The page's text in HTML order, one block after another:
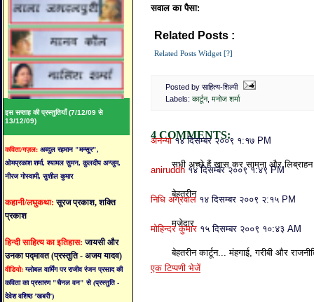
इस सप्ताह की प्रस्तुतियाँ (7/12/09 से
13/12/09)
कविता/गज़ल: अब्दुल रहमान "मन्सूर",
ओमप्रकाश शर्मा, श्यामल सुमन, कुलदीप अन्जुम,
नीरज गोस्वामी, सुशील कुमार
कहानी/लघुकथा:सूरज प्रकाश, शक्ति
प्रकाश
हिन्दी साहित्य का इतिहास:जायसी और
उनका पद्मावत (प्रस्तुति - अजय यादव)
वीडियो: ग्लोबल वार्मिंग पर राजीव रंजन प्रसाद की
कविता का प्रसारण "चैनल वन" से (प्रस्तुति -
देवेश वशिष्ठ ’खबरी’)
सवाल का पैसा:
Related Posts :
Related Posts Widget [?]
Posted by साहित्य-शिल्पी
Labels: कार्टून, मनोज शर्मा
4 COMMENTS:
अनन्या १४ दिसम्बर २००९ १:१७ PM
सभी अच्छे हैं खास कर सामना और
aniruddh १४ दिसम्बर २००९ १:४९ PM
बेहतरीन
निधि अग्रवाल १४ दिसम्बर २००९ २:१५ PM
मजेदार
मोहिन्दर कुमार १५ दिसम्बर २००९ १०:४३ AM
बेहतरीन कार्टून... मंहगाई, गरीबी और
एक टिप्पणी भेजें